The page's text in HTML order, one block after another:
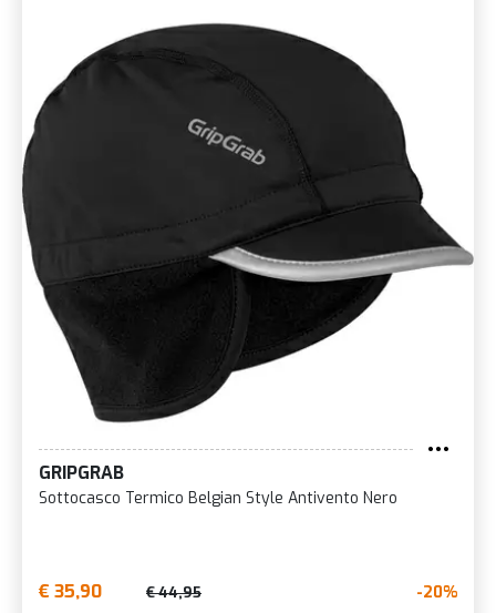
GRIPGRAB
Sottocasco Termico Belgian Style Antivento Nero
€ 35,90 € 44,95 -20%